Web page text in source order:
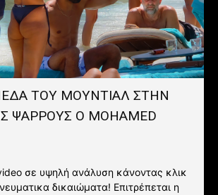
ΤΟΥ ΜΟΥΝΤΙΑΛ ΣΤΗΝ
ΨΑΡΡΟΥΣ Ο MOHAMED
σε υψηλή ανάλυση κάνοντας κλικ
δικαιώματα! Επιτρέπεται η